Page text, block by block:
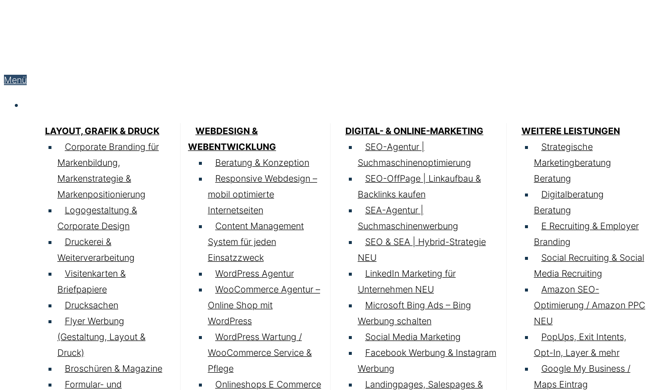
Menü
LAYOUT, GRAFIK & DRUCK
Corporate Branding für
Markenbildung,
Markenstrategie &
Markenpositionierung
Logogestaltung &
Corporate Design
Druckerei &
Weiterverarbeitung
Visitenkarten &
Briefpapiere
Drucksachen
Flyer Werbung
(Gestaltung, Layout &
Druck)
Broschüren & Magazine
Formular- und
WEBDESIGN &
WEBENTWICKLUNG
Beratung & Konzeption
Responsive Webdesign –
mobil optimierte
Internetseiten
Content Management
System für jeden
Einsatzzweck
WordPress Agentur
WooCommerce Agentur –
Online Shop mit
WordPress
WordPress Wartung /
WooCommerce Service &
Pflege
Onlineshops E Commerce
DIGITAL- & ONLINE-MARKETING
SEO-Agentur |
Suchmaschinenoptimierung
SEO-OffPage | Linkaufbau &
Backlinks kaufen
SEA-Agentur |
Suchmaschinenwerbung
SEO & SEA | Hybrid-Strategie
NEU
LinkedIn Marketing für
Unternehmen NEU
Microsoft Bing Ads – Bing
Werbung schalten
Social Media Marketing
Facebook Werbung & Instagram
Werbung
Landingpages, Salespages &
WEITERE LEISTUNGEN
Strategische
Marketingberatung
Beratung
Digitalberatung
Beratung
E Recruiting & Employer
Branding
Social Recruiting & Social
Media Recruiting
Amazon SEO-
Optimierung / Amazon PPC
NEU
PopUps, Exit Intents,
Opt-In, Layer & mehr
Google My Business /
Maps Eintrag